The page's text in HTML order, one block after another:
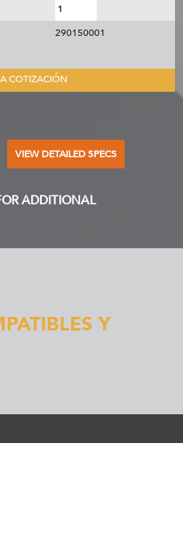
290150001
COTIZACIÓN
VIEW DETAILED SPECS
ADDITIONAL
Y